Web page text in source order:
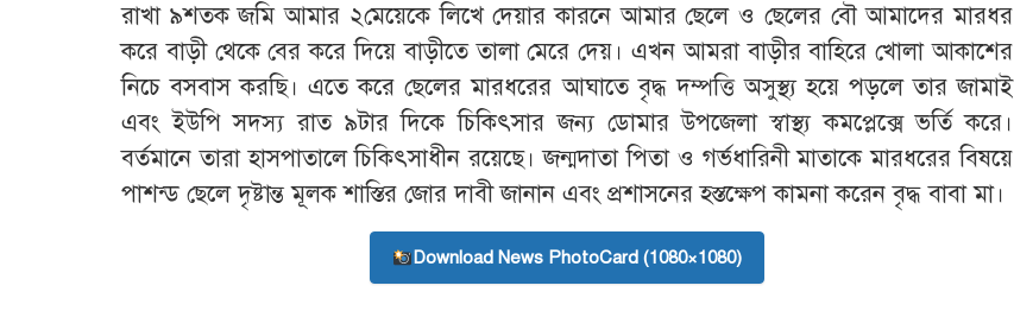
রাখা ৯শতক জমি আমার ২মেয়েকে লিখে দেয়ার কারনে আমার ছেলে ও ছেলের বৌ আমাদের মারধর
করে বাড়ী থেকে বের করে দিয়ে বাড়ীতে তালা মেরে দেয়। এখন আমরা বাড়ীর বাহিরে খোলা আকাশের
নিচে বসবাস করছি। এতে করে ছেলের মারধরের আঘাতে বৃদ্ধ দম্পত্তি অসুস্থ্য হয়ে পড়লে তার জামাই
এবং ইউপি সদস্য রাত ৯টার দিকে চিকিৎসার জন্য ডোমার উপজেলা স্বাস্থ্য কমপ্লেক্সে ভর্তি করে।
বর্তমানে তারা হাসপাতালে চিকিৎসাধীন রয়েছে। জন্মদাতা পিতা ও গর্ভধারিনী মাতাকে মারধরের বিষয়ে
পাশন্ড ছেলে দৃষ্টান্ত মূলক শাস্তির জোর দাবী জানান এবং প্রশাসনের হস্তক্ষেপ কামনা করেন বৃদ্ধ বাবা মা।
Download News PhotoCard (1080×1080)